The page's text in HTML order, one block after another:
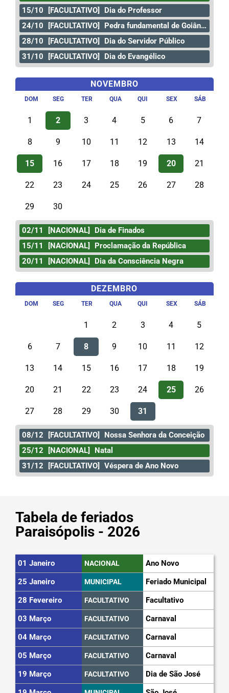
15/10
[FACULTATIVO]
Dia do Professor
24/10
[FACULTATIVO]
Pedra fundamental de Goiânia
28/10
[FACULTATIVO]
Dia do Servidor Público
31/10
[FACULTATIVO] Dia do Evangélico
NOVEMBRO
DOM SEG TER QUA QUI SEX SÁB
1 2 3 4 5 6 7
8 9 10 11 12 13 14
15 16 17 18 19 20 21
22 23 24 25 26 27 28
29 30
02/11 [NACIONAL]
Dia de Finados
15/11
[NACIONAL]
Proclamação da República
20/11
[NACIONAL] Dia da Consciência Negra
DEZEMBRO
DOM SEG TER QUA QUI SEX SÁB
1 2 3 4 5
6 7 8 9 10 11 12
13 14 15 16 17 18 19
20 21 22 23 24 25 26
27 28 29 30 31
08/12 [FACULTATIVO]
Nossa Senhora da Conceição
25/12
[NACIONAL]
Natal
31/12
[FACULTATIVO] Véspera de Ano Novo
Tabela de feriados
Paraisópolis - 2026
01 Janeiro NACIONAL
Ano Novo
25 Janeiro
MUNICIPAL
Feriado Municipal
28 Fevereiro
FACULTATIVO
Facultativo
03 Março
FACULTATIVO
Carnaval
04 Março
FACULTATIVO
Carnaval
05 Março
FACULTATIVO
Carnaval
19 Março
FACULTATIVO
Dia de São José